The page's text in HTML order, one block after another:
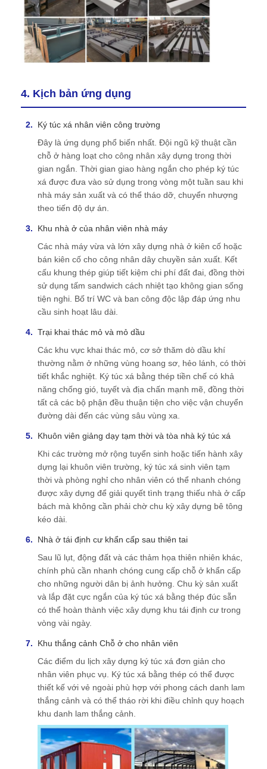
4. Kịch bản ứng dụng
Ký túc xá nhân viên công trường
Đây là ứng dụng phổ biến nhất. Đội ngũ kỹ thuật cần
chỗ ở hàng loạt cho công nhân xây dựng trong thời
gian ngắn. Thời gian giao hàng ngắn cho phép ký túc
xá được đưa vào sử dụng trong vòng một tuần sau khi
nhà máy sản xuất và có thể tháo dỡ, chuyển nhượng
theo tiến độ dự án.
Khu nhà ở của nhân viên nhà máy
Các nhà máy vừa và lớn xây dựng nhà ở kiên cố hoặc
bán kiên cố cho công nhân dây chuyền sản xuất. Kết
cấu khung thép giúp tiết kiệm chi phí đất đai, đồng thời
sử dụng tấm sandwich cách nhiệt tạo không gian sống
tiện nghi. Bố trí WC và ban công độc lập đáp ứng nhu
cầu sinh hoạt lâu dài.
Trại khai thác mỏ và mỏ dầu
Các khu vực khai thác mỏ, cơ sở thăm dò dầu khí
thường nằm ở những vùng hoang sơ, hẻo lánh, có thời
tiết khắc nghiệt. Ký túc xá bằng thép tiền chế có khả
năng chống gió, tuyết và địa chấn mạnh mẽ, đồng thời
tất cả các bộ phận đều thuận tiện cho việc vận chuyển
đường dài đến các vùng sâu vùng xa.
Khuôn viên giảng dạy tạm thời và tòa nhà ký túc xá
Khi các trường mở rộng tuyển sinh hoặc tiến hành xây
dựng lại khuôn viên trường, ký túc xá sinh viên tạm
thời và phòng nghỉ cho nhân viên có thể nhanh chóng
được xây dựng để giải quyết tình trạng thiếu nhà ở cấp
bách mà không cần phải chờ chu kỳ xây dựng bê tông
kéo dài.
Nhà ở tái định cư khẩn cấp sau thiên tai
Sau lũ lụt, động đất và các thảm họa thiên nhiên khác,
chính phủ cần nhanh chóng cung cấp chỗ ở khẩn cấp
cho những người dân bị ảnh hưởng. Chu kỳ sản xuất
và lắp đặt cực ngắn của ký túc xá bằng thép đúc sẵn
có thể hoàn thành việc xây dựng khu tái định cư trong
vòng vài ngày.
Khu thắng cảnh Chỗ ở cho nhân viên
Các điểm du lịch xây dựng ký túc xá đơn giản cho
nhân viên phục vụ. Ký túc xá bằng thép có thể được
thiết kế với vẻ ngoài phù hợp với phong cách danh lam
thắng cảnh và có thể tháo rời khi điều chỉnh quy hoạch
khu danh lam thắng cảnh.